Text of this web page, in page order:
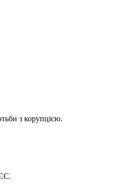
з корупцією.